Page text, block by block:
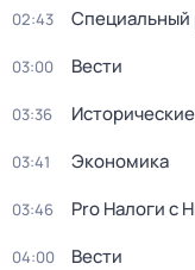
02:43 Специальный
03:00 Вести
03:36
03:41 Экономика
03:46 Pro Налоги с
04:00 Вести